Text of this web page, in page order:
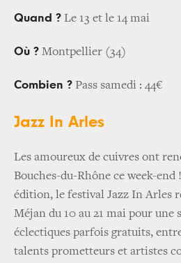
Quand ? Le 13 et le 14 mai
Où ? Montpellier (34)
Combien ? Pass samedi : 44€
Jazz In Arles
Les amoureux de cuivres ont
Bouches-du-Rhône ce week-end
édition, le festival Jazz In Arles
Méjan du 10 au 21 mai pour une
éclectiques parfois gratuits,
talents prometteurs et artistes